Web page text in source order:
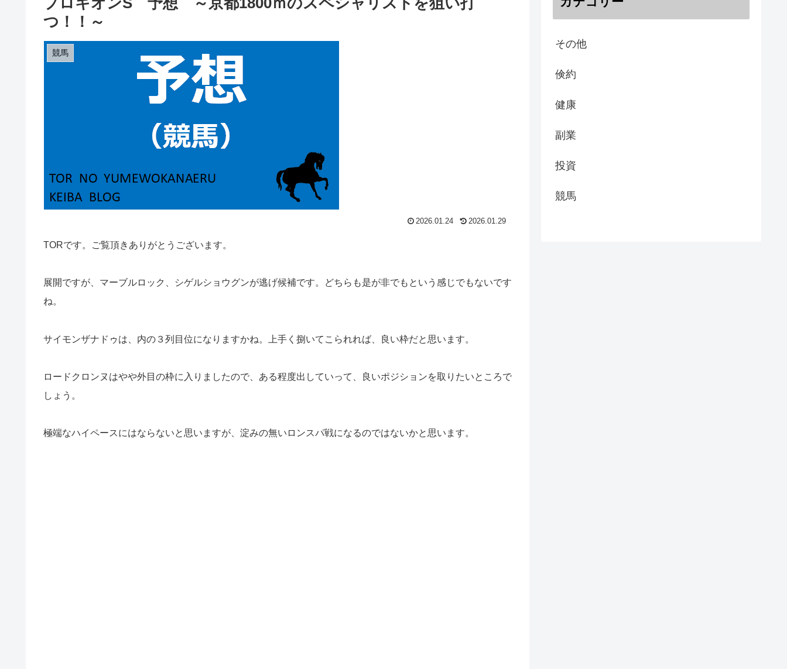
つ！！～
競馬
2026.01.24 2026.01.29
TORです。ご覧頂きありがとうございます。
展開ですが、マーブルロック、シゲルショウグンが逃げ候補です。どちらも是が非でもという感じでもないです
ね。
サイモンザナドゥは、内の３列目位になりますかね。上手く捌いてこられれば、良い枠だと思います。
ロードクロンヌはやや外目の枠に入りましたので、ある程度出していって、良いポジションを取りたいところで
しょう。
極端なハイペースにはならないと思いますが、淀みの無いロンスパ戦になるのではないかと思います。
その他
倹約
健康
副業
投資
競馬